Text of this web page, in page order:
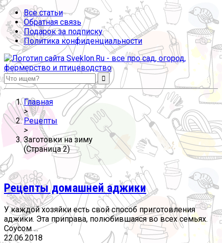
Все статьи
Обратная связь
Подарок за подписку
Политика конфиденциальности
Sveklon.Ru – все про сад, огород, фермерство и птицеводство
Главная
>
Рецепты
>
Заготовки на зиму
(Страница 2)
Рецепты домашней аджики
У каждой хозяйки есть свой способ приготовления
аджики. Эта приправа, полюбившаяся во всех семьях.
Соусом ...
22.06.2018